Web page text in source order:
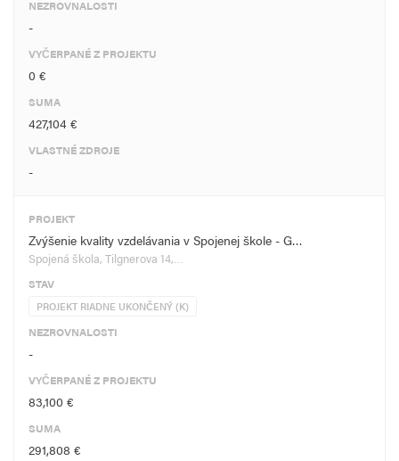
NEZROVNALOSTI
-
VYČERPANÉ Z PROJEKTU
0 €
SUMA
427,104 €
VLASTNÉ ZDROJE
-
PROJEKT
Zvýšenie kvality vzdelávania v Spojenej škole - G…
Spojená škola, Tilgnerova 14,…
STAV
PROJEKT RIADNE UKONČENÝ (K)
NEZROVNALOSTI
-
VYČERPANÉ Z PROJEKTU
83,100 €
SUMA
291,808 €